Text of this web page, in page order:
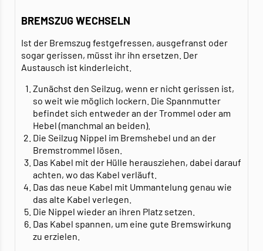
BREMSZUG WECHSELN
Ist der Bremszug festgefressen, ausgefranst oder
sogar gerissen, müsst ihr ihn ersetzen. Der
Austausch ist kinderleicht.
Zunächst den Seilzug, wenn er nicht gerissen ist,
so weit wie möglich lockern. Die Spannmutter
befindet sich entweder an der Trommel oder am
Hebel (manchmal an beiden).
Die Seilzug Nippel im Bremshebel und an der
Bremstrommel lösen.
Das Kabel mit der Hülle herausziehen, dabei darauf
achten, wo das Kabel verläuft.
Das das neue Kabel mit Ummantelung genau wie
das alte Kabel verlegen.
Die Nippel wieder an ihren Platz setzen.
Das Kabel spannen, um eine gute Bremswirkung
zu erzielen.